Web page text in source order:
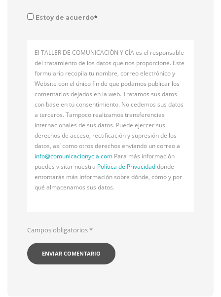
Estoy de acuerdo*
El TALLER DE COMUNICACIÓN Y CÍA es el responsable
del tratamiento de los datos que nos proporcione. Este
formulario recopila tu nombre, correo electrónico y
Website con el único fin de que podamos publicar los
comentarios dejados en la web. Tratamos sus datos
con base en tu consentimiento. No cedemos sus datos
a terceros. Tampoco realizamos transferencias
internacionales de sus datos. Puede ejercer sus
derechos de acceso, rectificación y supresión de los
datos, así como otros derechos enviando un correo a
info@comunicacionycia.com Para más información
puedes visitar nuestra Política de Privacidaddonde
entontarás más información sobre dónde, cómo y por
qué almacenamos sus datos.
Campos obligatorios*